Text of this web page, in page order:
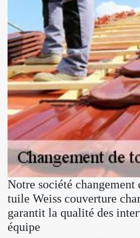
Notre société changement
tuile Weiss couverture
garantit la qualité des
équipe